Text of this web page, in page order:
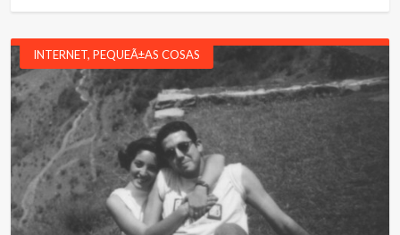
INTERNET,PEQUEÃ±AS COSAS